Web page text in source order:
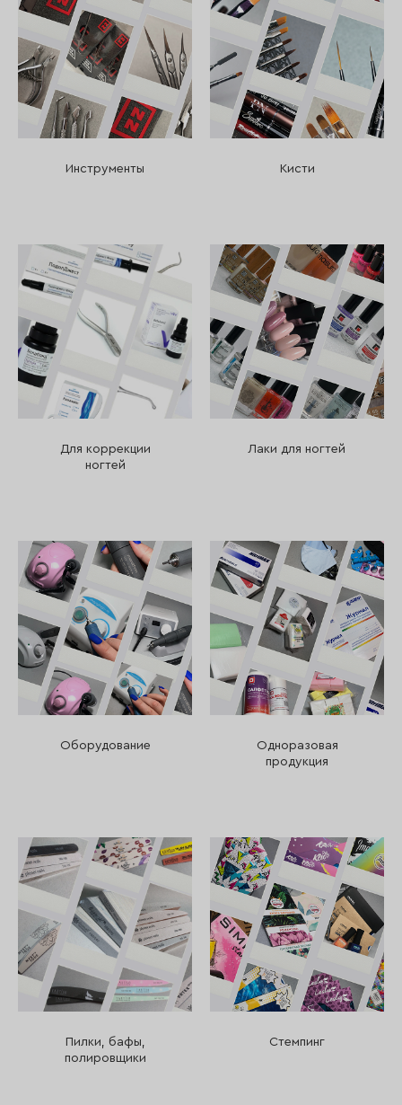
Инструменты Кисти
Для коррекции
ногтей
Лаки для ногтей
Оборудование
Одноразовая
продукция
Пилки, бафы,
полировщики
Стемпинг